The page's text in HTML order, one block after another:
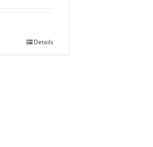
Details